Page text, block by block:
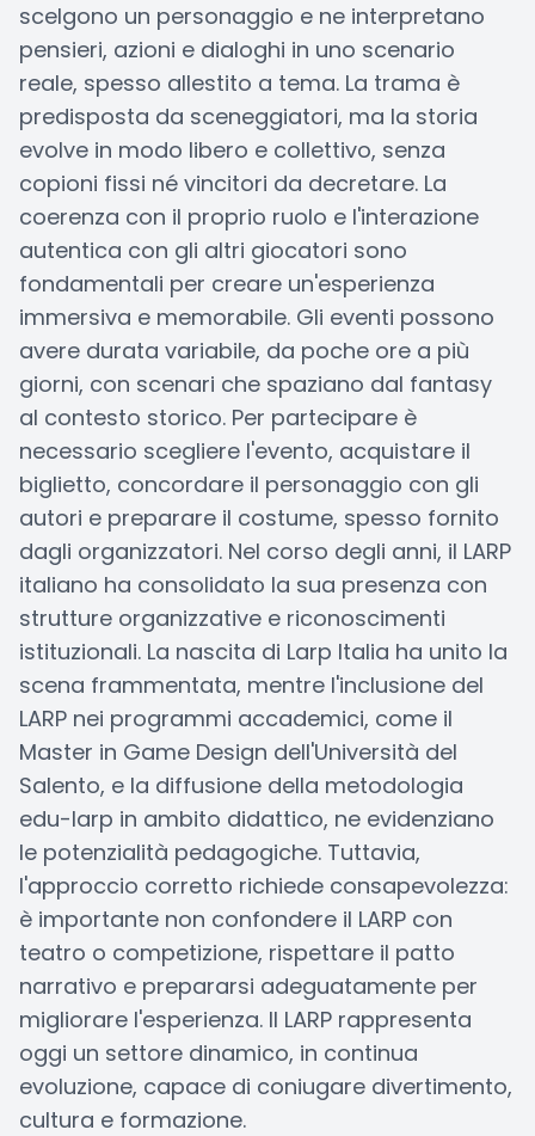
scelgono un personaggio e ne interpretano
pensieri, azioni e dialoghi in uno scenario
reale, spesso allestito a tema. La trama è
predisposta da sceneggiatori, ma la storia
evolve in modo libero e collettivo, senza
copioni fissi né vincitori da decretare. La
coerenza con il proprio ruolo e l'interazione
autentica con gli altri giocatori sono
fondamentali per creare un'esperienza
immersiva e memorabile. Gli eventi possono
avere durata variabile, da poche ore a più
giorni, con scenari che spaziano dal fantasy
al contesto storico. Per partecipare è
necessario scegliere l'evento, acquistare il
biglietto, concordare il personaggio con gli
autori e preparare il costume, spesso fornito
dagli organizzatori. Nel corso degli anni, il LARP
italiano ha consolidato la sua presenza con
strutture organizzative e riconoscimenti
istituzionali. La nascita di Larp Italia ha unito la
scena frammentata, mentre l'inclusione del
LARP nei programmi accademici, come il
Master in Game Design dell'Università del
Salento, e la diffusione della metodologia
edu-larp in ambito didattico, ne evidenziano
le potenzialità pedagogiche. Tuttavia,
l'approccio corretto richiede consapevolezza:
è importante non confondere il LARP con
teatro o competizione, rispettare il patto
narrativo e prepararsi adeguatamente per
migliorare l'esperienza. Il LARP rappresenta
oggi un settore dinamico, in continua
evoluzione, capace di coniugare divertimento,
cultura e formazione.